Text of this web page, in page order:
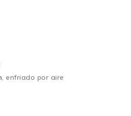
, enfriado por aire